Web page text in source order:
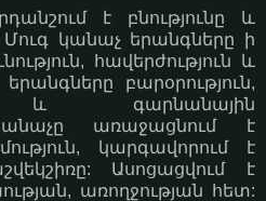
է բնությունը և
կանաչ երանգները ի
հավերժություն և
բարօրություն,
և գարնանային
առաջացնում է
կարգավորում է
Ասոցացվում է
առողջության հետ: